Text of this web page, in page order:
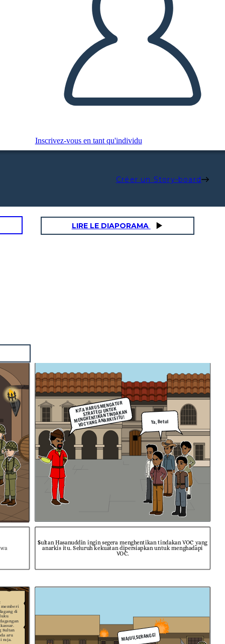
Inscrivez-vous en tant qu'individu
Créer un Story-board
LIRE LE DIAPORAMA
Sultan Hasanuddin ingin segera menghentikan tindakan VOC yang
anarkis itu. Seluruh kekuatan dipersiapkan untuk menghadapi
VOC.
KITA HARUS MENGATUR
STRATEGI UNTUK
MENGHENTIKAN TINDAKAN
VOC YANG ANARKIS ITU! Ya, Betul
memberi
di
Sultan
aru
raja. MAJUU,SERANGG!